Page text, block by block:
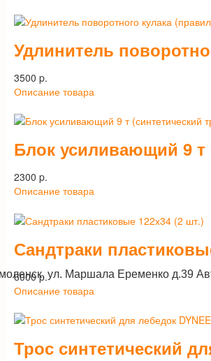
ул. Маршала Еременко д.39
Удлинитель
3500 p.
Описание товара
Блок усиливающий 9 т
2300 p.
Описание товара
Сандтраки
6000 p.
Описание товара
Трос синтетический